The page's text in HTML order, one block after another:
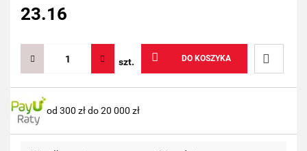
23.16
szt. DO KOSZYKA
Do
od 300 zł do 20 000 zł